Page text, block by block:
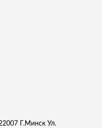
Г.Минск Ул.